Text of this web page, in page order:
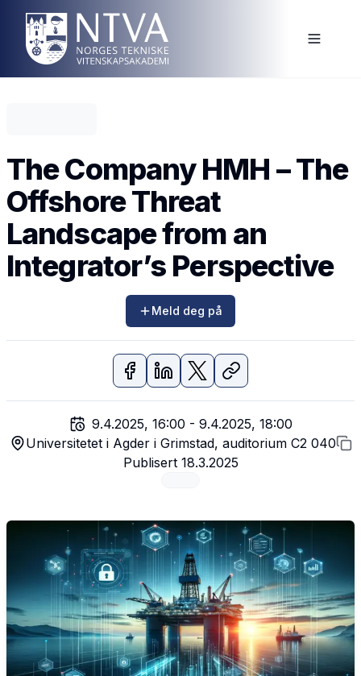
The Company HMH – The
Offshore Threat
Landscape from an
Integrator’s Perspective
Meld deg på
9.4.2025, 16:00 - 9.4.2025, 18:00
Universitetet i Agder i Grimstad, auditorium C2 040
Publisert 18.3.2025